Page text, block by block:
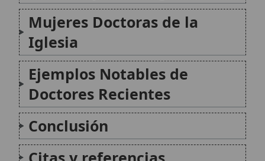
Ayuda a la Iglesia Necesitada (ACN) es una
obra de caridad católica nacida para prestar
apoyo pastoral y material a comunidades
cristianas que sufren persecución,
discriminación o dificultades para desarrollar
su vida eclesial. Su actuación se entiende
como una forma...
Catecismo de la Iglesia Católica
El Catecismo de la Iglesia Católica (CIC) es
una exposición orgánica y sintética de la
doctrina católica esencial, tanto en materia
Concilio Vaticano II y de la Tradición de la...